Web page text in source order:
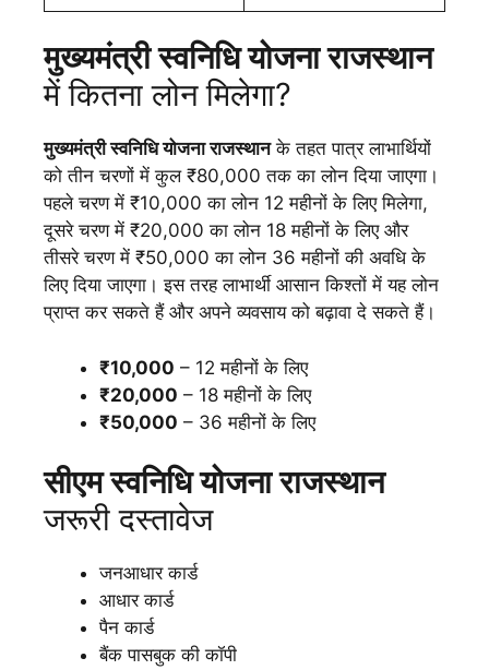
मुख्यमंत्री स्वनिधि योजना राजस्थान
में कितना लोन मिलेगा?
मुख्यमंत्री स्वनिधि योजना राजस्थानके तहत पात्र लाभार्थियों
को तीन चरणों में कुल ₹80,000 तक का लोन दिया जाएगा।
पहले चरण में ₹10,000 का लोन 12 महीनों के लिए मिलेगा,
दूसरे चरण में ₹20,000 का लोन 18 महीनों के लिए और
तीसरे चरण में ₹50,000 का लोन 36 महीनों की अवधि के
लिए दिया जाएगा। इस तरह लाभार्थी आसान किश्तों में यह लोन
प्राप्त कर सकते हैं और अपने व्यवसाय को बढ़ावा दे सकते हैं।
₹10,000 – 12 महीनों के लिए
₹20,000 – 18 महीनों के लिए
₹50,000 – 36 महीनों के लिए
सीएम स्वनिधि योजना राजस्थान
जरूरी दस्तावेज
जनआधार कार्ड
आधार कार्ड
पैन कार्ड
बैंक पासबुक की कॉपी